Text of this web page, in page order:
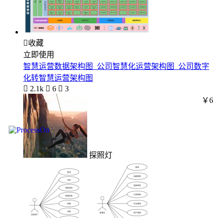
收藏
立即使用
智慧运营数据架构图_公司智慧化运营架构图_公司数字
化转智慧运营架构图
 2.1k  6  3
探照灯
￥6